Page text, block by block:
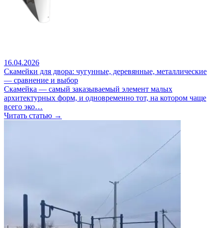
16.04.2026
Скамейки для двора: чугунные, деревянные, металлические
— сравнение и выбор
Скамейка — самый заказываемый элемент малых
архитектурных форм, и одновременно тот, на котором чаще
всего эко…
Читать статью →